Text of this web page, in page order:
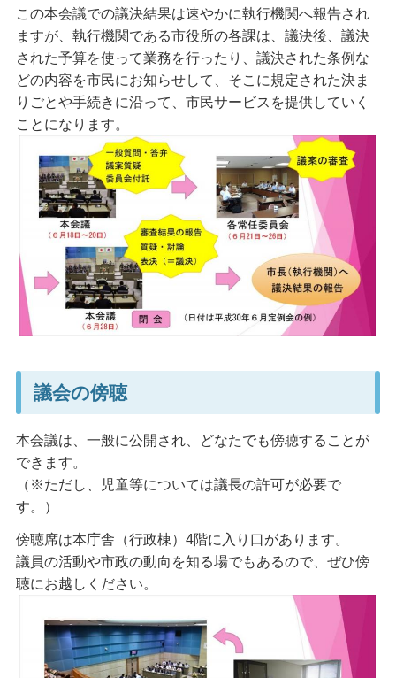
この本会議での議決結果は速やかに執行機関へ報告され
ますが、執行機関である市役所の各課は、議決後、議決
された予算を使って業務を行ったり、議決された条例な
どの内容を市民にお知らせして、そこに規定された決ま
りごとや手続きに沿って、市民サービスを提供していく
ことになります。
議会の傍聴
本会議は、一般に公開され、どなたでも傍聴することが
できます。
（※ただし、児童等については議長の許可が必要で
す。）
傍聴席は本庁舎（行政棟）4階に入り口があります。
議員の活動や市政の動向を知る場でもあるので、ぜひ傍
聴にお越しください。